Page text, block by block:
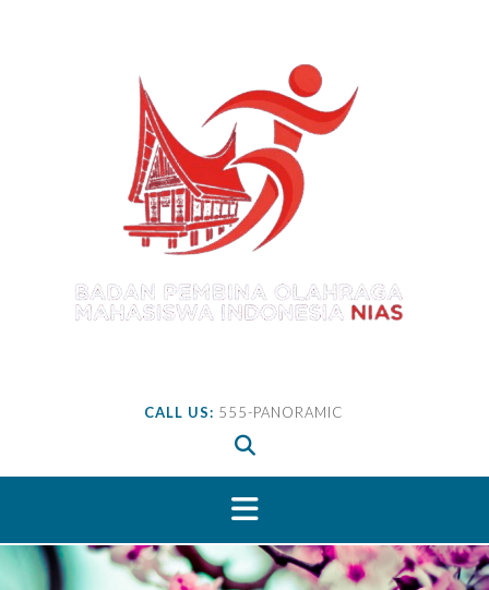
CALL US: 555-PANORAMIC